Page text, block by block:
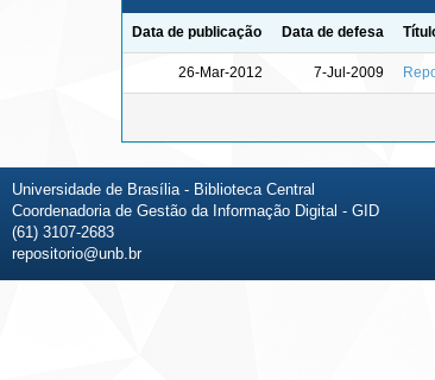
Data de publicação Data de defesa
26-Mar-2012 7-Jul-2009
Universidade de Brasília - Biblioteca Central
Coordenadoria de Gestão da Informação Digital - GID
(61) 3107-2683
repositorio@unb.br